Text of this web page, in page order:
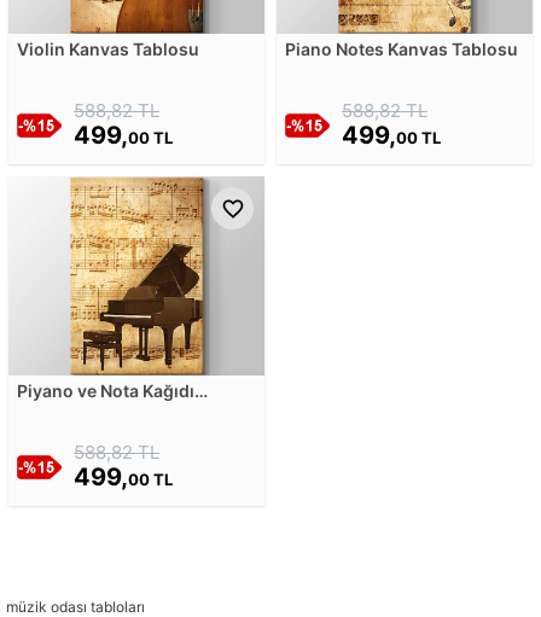
Violin Kanvas Tablosu
588,82 TL
499,00 TL
Piano Notes Kanvas Tablosu
588,82 TL
499,00 TL
Piyano ve Nota Kağıdı
588,82 TL
499,00 TL
müzik odası tabloları